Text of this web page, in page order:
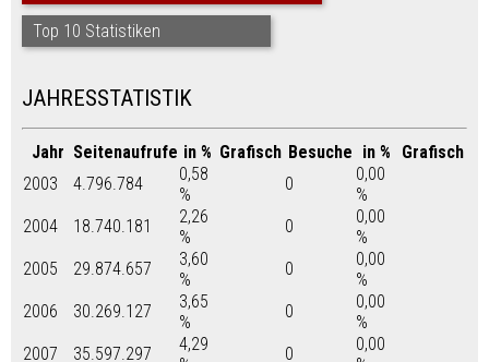
Top 10 Statistiken
JAHRESSTATISTIK
Jahr Seitenaufrufe in % Grafisch Besuche in %
Grafisch
2003
4.796.784
0,58
%
0
0,00
%
2004
18.740.181
2,26
%
0
0,00
%
2005
29.874.657
3,60
%
0
0,00
%
2006
30.269.127
3,65
%
0
0,00
%
2007
35.597.297
4,29
0
0,00